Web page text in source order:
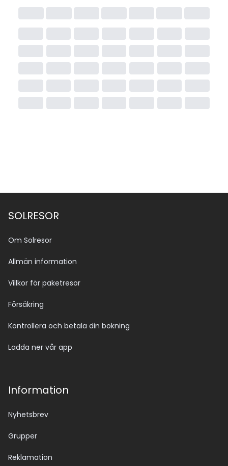
SOLRESOR
Om Solresor
Allmän information
Villkor för paketresor
Försäkring
Kontrollera och betala din bokning
Ladda ner vår app
Information
Nyhetsbrev
Grupper
Reklamation